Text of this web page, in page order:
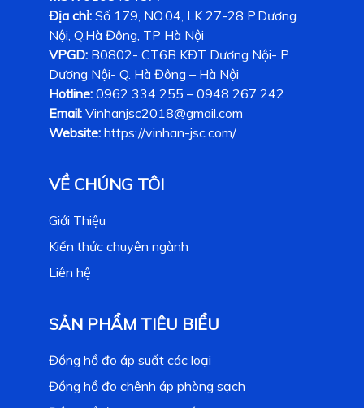
Địa chỉ: Số 179, NO.04, LK 27-28 P.Dương
Nội, Q.Hà Đông, TP Hà Nội
VPGD: B0802- CT6B KĐT Dương Nội- P.
Dương Nội- Q. Hà Đông – Hà Nội
Hotline: 0962 334 255 – 0948 267 242
Email: Vinhanjsc2018@gmail.com
Website: https://vinhan-jsc.com/
VỀ CHÚNG TÔI
Giới Thiệu
Kiến thức chuyên ngành
Liên hệ
SẢN PHẨM TIÊU BIỂU
Đồng hồ đo áp suất các loại
Đồng hồ đo chênh áp phòng sạch